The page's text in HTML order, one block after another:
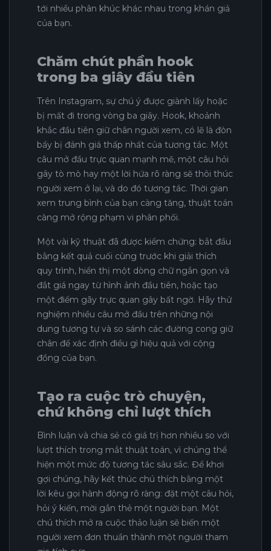
tới nhiều phân khúc khác nhau trong khán giả
của bạn.
Chăm chút phần hook
trong ba giây đầu tiên
Trên Instagram, sự chú ý được giành lấy hoặc
bị mất đi trong vòng ba giây. Hook, khoảnh
khắc đầu tiên giữ chân người xem, có lẽ là đòn
bẩy bị đánh giá thấp nhất của tương tác. Một
câu mở đầu trực quan mạnh mẽ, một câu hỏi
gây tò mò hay một lời hứa rõ ràng sẽ thôi thúc
người xem ở lại, và do đó tương tác. Thời gian
xem trung bình của bạn càng tăng, thuật toán
càng mở rộng phạm vi phân phối.
Một vài kỹ thuật đã được kiểm chứng: bắt đầu
bằng kết quả cuối cùng trước khi giải thích
quy trình, hiển thị một dòng chữ ngắn gọn và
đắt giá ngay từ hình ảnh đầu tiên, hoặc tạo
một điểm gãy trực quan gây bất ngờ. Hãy thử
nghiệm nhiều câu mở đầu trên những nội
dung tương tự và so sánh các đường cong giữ
chân để xác định điều gì hiệu quả với cộng
đồng của bạn.
Tạo ra cuộc trò chuyện,
chứ không chỉ lượt thích
Bình luận và chia sẻ có giá trị hơn nhiều so với
lượt thích trong mắt thuật toán, vì chúng thể
hiện một mức độ tương tác sâu sắc. Để khơi
gợi chúng, hãy kết thúc chú thích bằng một
lời kêu gọi hành động rõ ràng: đặt một câu hỏi,
hỏi ý kiến, mời gắn thẻ một người bạn. Một
chú thích mở ra cuộc thảo luận sẽ biến một
người xem đơn thuần thành một người tham